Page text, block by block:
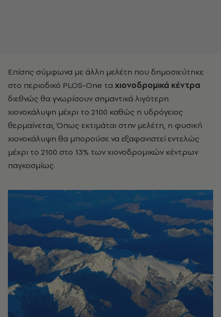
Επίσης σύμφωνα με άλλη μελέτη που δημοσιεύτηκε
στο περιοδικό PLOS-One τα χιονοδρομικά κέντρα
διεθνώς θα γνωρίσουν σημαντικά λιγότερη
χιονοκάλυψη μέχρι το 2100 καθώς η υδρόγειος
θερμαίνεται, Όπως εκτιμάται στην μελέτη, η φυσική
χιονοκάλυψη θα μπορούσε να εξαφανιστεί εντελώς
μέχρι το 2100 στο 13% των χιονοδρομικών κέντρων
παγκοσμίως.